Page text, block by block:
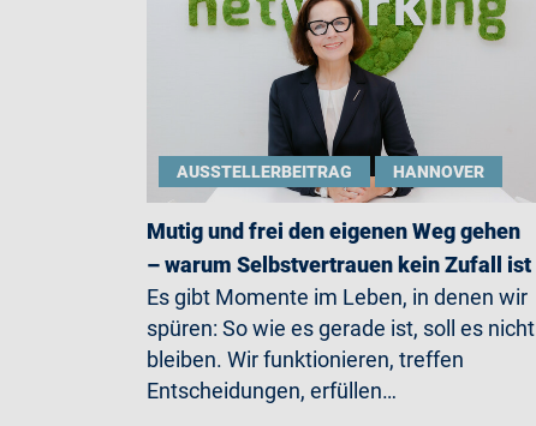
AUSSTELLERBEITRAG HANNOVER
Mutig und frei den eigenen Weg gehen
– warum Selbstvertrauen kein Zufall ist
Es gibt Momente im Leben, in denen wir
spüren: So wie es gerade ist, soll es nicht
bleiben. Wir funktionieren, treffen
Entscheidungen, erfüllen…